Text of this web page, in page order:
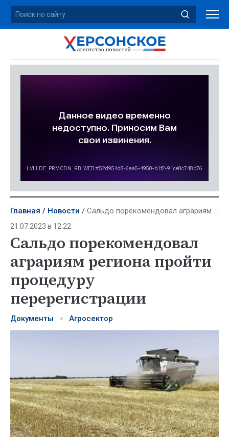
Главная Новости Сальдо порекомендовал аграриям региона пройти процедуру перерегистрации
21.07.2023 в 12:22
Сальдо порекомендовал
аграриям региона пройти
процедуру
перерегистрации
Документы Агросектор